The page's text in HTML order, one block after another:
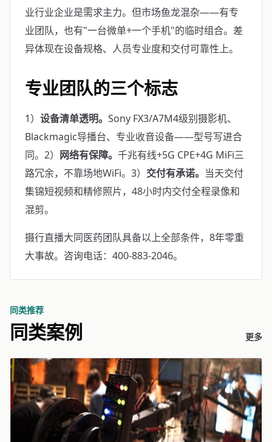
业行业企业是需求主力。但市场鱼龙混杂——有专
业团队，也有"一台微单+一个手机"的临时组合。差
异体现在设备规格、人员专业度和交付可靠性上。
专业团队的三个标志
1） 设备清单透明。 Sony FX3/A7M4级别摄影机、
Blackmagic导播台、专业收音设备——型号写进合
同。2） 网络有保障。 千兆有线+5G CPE+4G MiFi三
路冗余，不靠场地WiFi。3） 交付有承诺。 当天交付
集锦短视频和精修照片，48小时内交付全程录像和
混剪。
摄行直播大同医药团队具备以上全部条件，8年零重
大事故。咨询电话：400-883-2046。
同类推荐
同类案例 更多